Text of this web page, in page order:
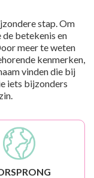
stap. Om
betekenis en
meer te weten
kenmerken,
vinden die bij
iets bijzonders